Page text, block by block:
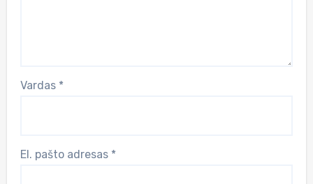
Vardas *
El. pašto adresas *